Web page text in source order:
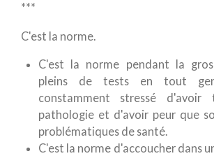
***
C'est la norme.
C'est la norme pendant la
pleins de tests en tout
constamment stressé
pathologie et d'avoir peur que
problématiques de santé.
C'est la norme d'accoucher dans